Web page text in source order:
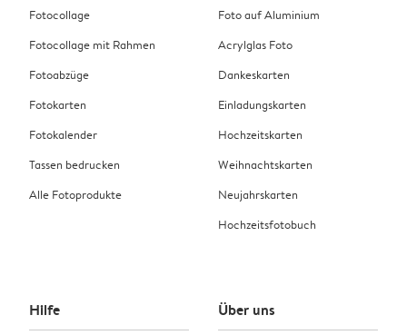
Fotocollage
Fotocollage mit Rahmen
Fotoabzüge
Fotokarten
Fotokalender
Tassen bedrucken
Alle Fotoprodukte
Foto auf Aluminium
Acrylglas Foto
Dankeskarten
Einladungskarten
Hochzeitskarten
Weihnachtskarten
Neujahrskarten
Hochzeitsfotobuch
Hilfe Über uns